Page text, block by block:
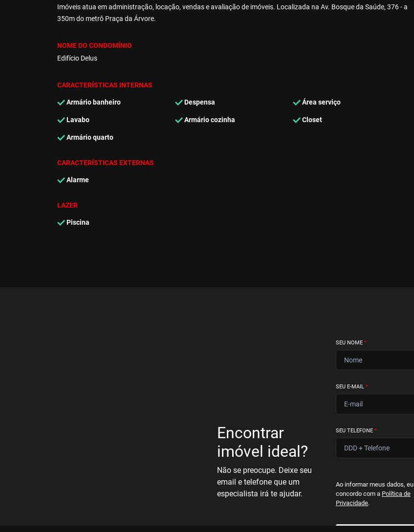
Imóveis atua em administração, locação, vendas e avaliação de imóveis. Localizada na Av. Bosque da Saúde, 376 - a
350m do metrô Praça da Árvore.
NOME DO CONDOMÍNIO
Edifício Delus
CARACTERÍSTICAS INTERNAS
Armário banheiro Despensa Área serviço
Lavabo Armário cozinha Closet
Armário quarto
CARACTERÍSTICAS EXTERNAS
Alarme
LAZER
Piscina
Encontrar
imóvel ideal?
Não se preocupe. Deixe seu
email e telefone que um
especialista irá te ajudar.
SEU NOME *
SEU E-MAIL *
SEU TELEFONE *
Ao informar meus dados, eu
concordo com a Política de
Privacidade.